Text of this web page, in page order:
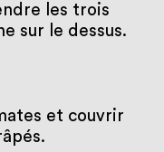
les trois
sur le dessus.
et couvrir